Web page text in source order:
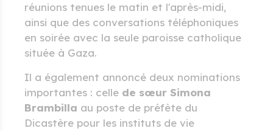
réunions tenues le matin et l'après-midi,
ainsi que des conversations téléphoniques
en soirée avec la seule paroisse catholique
située à Gaza.
Il a également annoncé deux nominations
importantes : celle de sœur Simona
Brambilla au poste de préfète du
Dicastère pour les instituts de vie